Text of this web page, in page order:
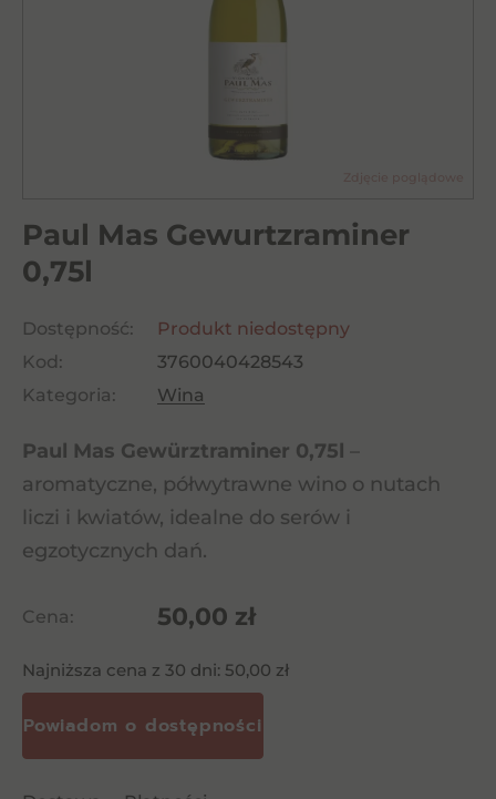
Paul Mas Gewurtzraminer
0,75l
Dostępność:
Produkt niedostępny
Kod:
3760040428543
Kategoria:
Wina
Paul Mas Gewürztraminer 0,75l
aromatyczne, półwytrawne wino o nutach
liczi i kwiatów, idealne do serów i
egzotycznych dań.
Cena: 50,00 zł
Najniższa cena z 30 dni: 50,00 zł